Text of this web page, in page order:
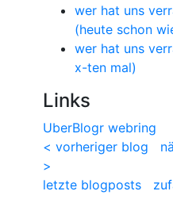
wer hat uns
(heute schon
wer hat uns
x-ten mal)
Links
UberBlogr webring
< vorheriger blog
>
letzte blogposts